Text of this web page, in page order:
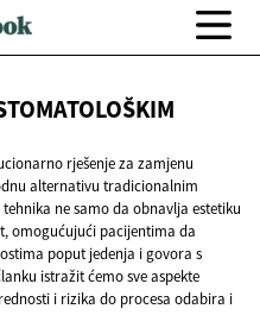
rješenje za zamjenu
alternativu tradicionalnim
ne samo da obnavlja estetiku
omogućujući pacijentima da
poput jedenja i govora s
istražit ćemo sve aspekte
i rizika do procesa odabira i